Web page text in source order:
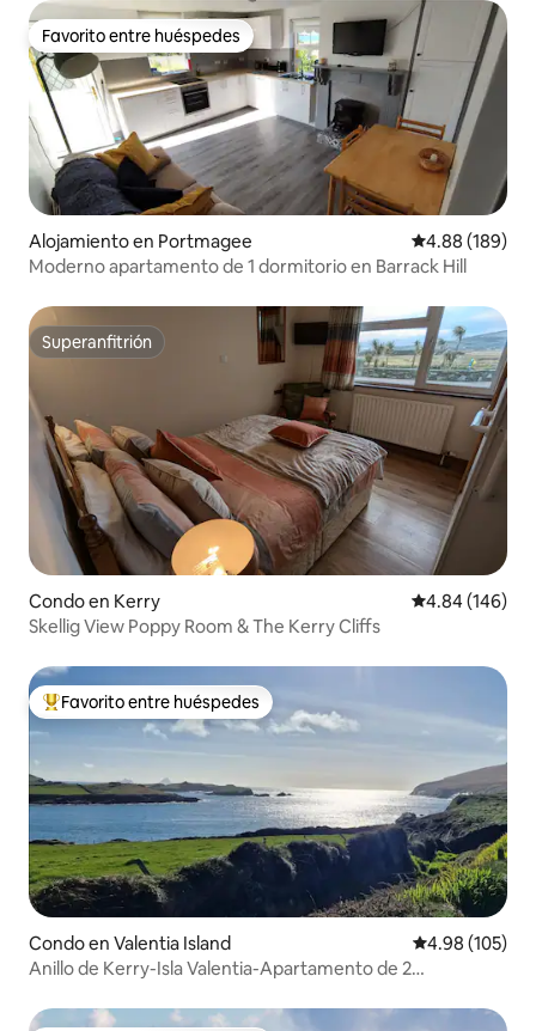
Favorito entre huéspedes
Favorito entre huéspedes
Alojamiento en Portmagee Calificación
4.88 (189)
Moderno apartamento de 1 dormitorio en Barrack Hill
Superanfitrión
Superanfitrión
Condo en Kerry Calificación
4.84 (146)
Skellig View Poppy Room & The Kerry Cliffs
Favorito entre huéspedes preferido
Favorito entre huéspedes
Condo en Valentia Island Calificación
4.98 (105)
Anillo de Kerry-Isla Valentia-Apartamento de 2